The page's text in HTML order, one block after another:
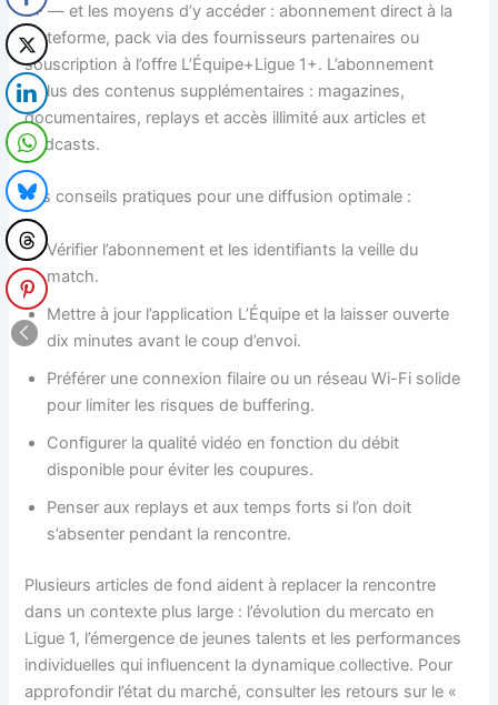
1+— et les moyens d’y accéder : abonnement direct à la
plateforme, pack via des fournisseurs partenaires ou
souscription à l’offre L’Équipe+Ligue 1+. L’abonnement
inclus des contenus supplémentaires : magazines,
documentaires, replays et accès illimité aux articles et
podcasts.
Les conseils pratiques pour une diffusion optimale :
Vérifier l’abonnement et les identifiants la veille du
match.
Mettre à jour l’application L’Équipe et la laisser ouverte
dix minutes avant le coup d’envoi.
Préférer une connexion filaire ou un réseau Wi-Fi solide
pour limiter les risques de buffering.
Configurer la qualité vidéo en fonction du débit
disponible pour éviter les coupures.
Penser aux replays et aux temps forts si l’on doit
s’absenter pendant la rencontre.
Plusieurs articles de fond aident à replacer la rencontre
dans un contexte plus large : l’évolution du mercato en
Ligue 1, l’émergence de jeunes talents et les performances
individuelles qui influencent la dynamique collective. Pour
approfondir l’état du marché, consulter les retours sur le «